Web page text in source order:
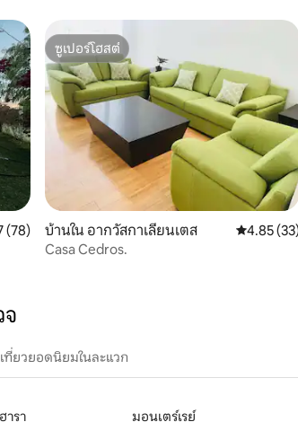
เฉลี่ย 4.77 จาก 5, 78 รีวิว
(78)
ซูเปอร์โฮสต์
ซูเปอร์โฮสต์
บ้านใน อากวัสกาเลียนเตส คะแนนเฉ
4.85
Casa Cedros.
ที่ยวยอดนิยมในละแวก
ารา มอนเตร์เรย์